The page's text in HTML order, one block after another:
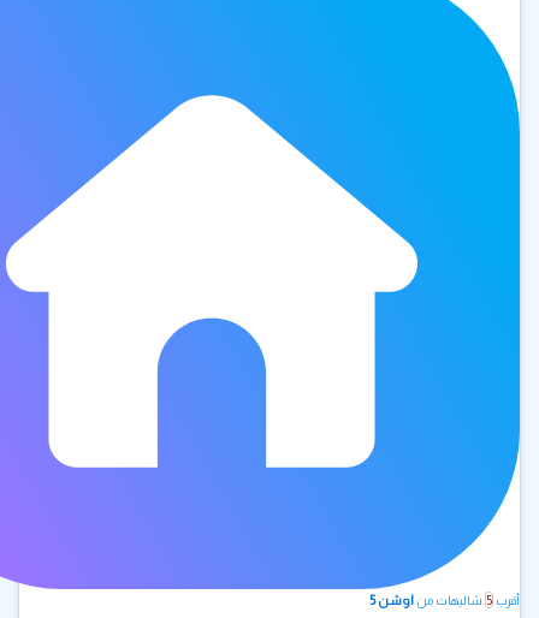
أقرب 5 شاليهات من اوشن 5